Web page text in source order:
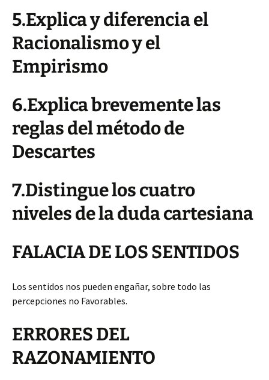
5.Explica y diferencia el
Racionalismo y el
Empirismo
6.Explica brevemente las
reglas del método de
Descartes
7.Distingue los cuatro
niveles de la duda cartesiana
FALACIA DE LOS SENTIDOS
Los sentidos nos pueden engañar, sobre todo las
percepciones no Favorables.
ERRORES DEL
RAZONAMIENTO